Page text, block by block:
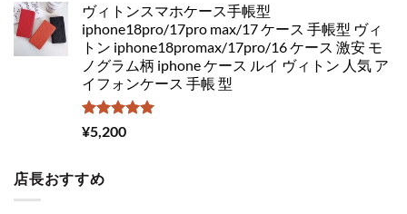
ヴィトンスマホケース手帳型
iphone18pro/17pro max/17 ケース 手帳型 ヴィ
トン iphone18promax/17pro/16 ケース 激安 モ
ノグラム柄 iphone ケース ルイ ヴィトン 人気 ア
イフォンケース 手帳 型
5段階中
5.00
¥5,200
店長おすすめ